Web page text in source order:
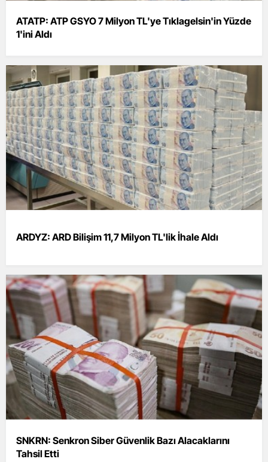
ATATP: ATP GSYO 7 Milyon TL'ye Tıklagelsin'in Yüzde
1'ini Aldı
ARDYZ: ARD Bilişim 11,7 Milyon TL'lik İhale Aldı
SNKRN: Senkron Siber Güvenlik Bazı Alacaklarını
Tahsil Etti